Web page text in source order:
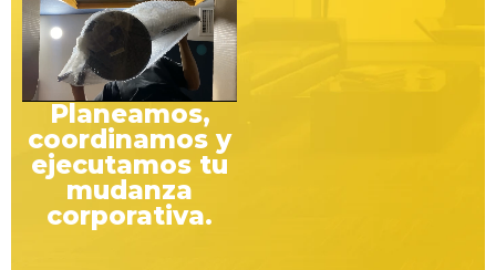
Planeamos,
coordinamos y
ejecutamos tu
mudanza
corporativa.